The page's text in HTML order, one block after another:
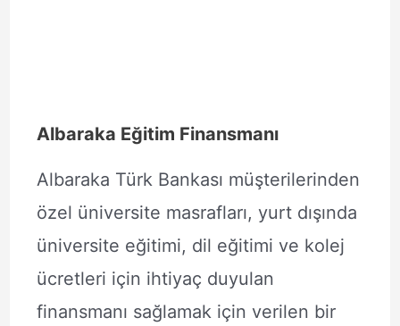
Albaraka Eğitim Finansmanı
Albaraka Türk Bankası müşterilerinden
özel üniversite masrafları, yurt dışında
üniversite eğitimi, dil eğitimi ve kolej
ücretleri için ihtiyaç duyulan
finansmanı sağlamak için verilen bir